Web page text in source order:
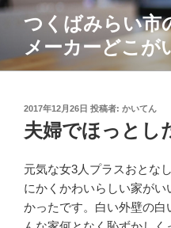
コ
つくばみらい市
メーカーどこが
投
稿
日:
2017年12月26日 投稿者: かいてん
夫婦でほっとし
元気な女3人プラスおとな
にかくかわいらしい家が
かったです。白い外壁の